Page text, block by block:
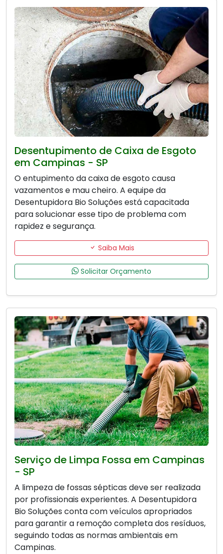
Desentupimento de Caixa de Esgoto
em Campinas - SP
O entupimento da caixa de esgoto causa
vazamentos e mau cheiro. A equipe da
Desentupidora Bio Soluções está capacitada
para solucionar esse tipo de problema com
rapidez e segurança.
Saiba Mais
Solicitar Orçamento
Serviço de Limpa Fossa em Campinas
- SP
A limpeza de fossas sépticas deve ser realizada
por profissionais experientes. A Desentupidora
Bio Soluções conta com veículos apropriados
para garantir a remoção completa dos resíduos,
seguindo todas as normas ambientais em
Campinas.